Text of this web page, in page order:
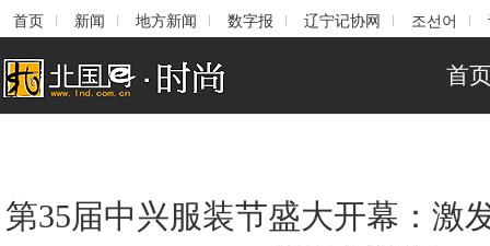
首页 新闻 地方新闻 数字报 辽宁记协网 조선어
首
第35届中兴服装节盛大开幕：激